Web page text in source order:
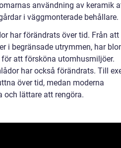
användning av keramik
i väggmonterade behållare.
har förändrats över tid. Från att
i begränsade utrymmen, har
att försköna utomhusmiljöer.
har också förändrats. Till
över tid, medan moderna
och lättare att rengöra.